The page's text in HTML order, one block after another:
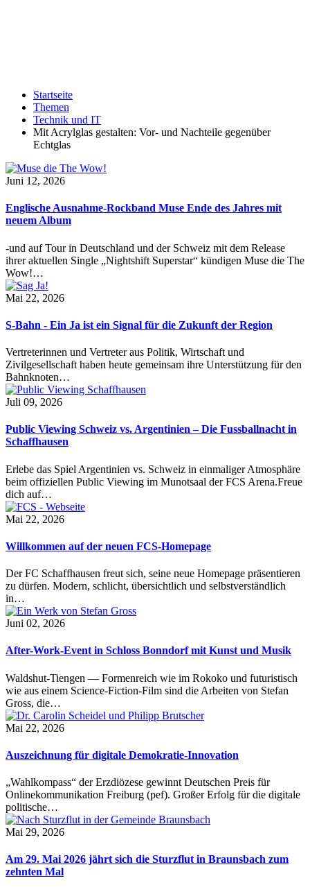
Startseite
Themen
Technik und IT
Mit Acrylglas gestalten: Vor- und Nachteile gegenüber
Echtglas
Juni 12, 2026
Englische Ausnahme-Rockband Muse Ende des Jahres mit
neuem Album
-und auf Tour in Deutschland und der Schweiz mit dem Release
ihrer aktuellen Single „Nightshift Superstar“ kündigen Muse die The
Wow!…
Mai 22, 2026
S-Bahn - Ein Ja ist ein Signal für die Zukunft der Region
Vertreterinnen und Vertreter aus Politik, Wirtschaft und
Zivilgesellschaft haben heute gemeinsam ihre Unterstützung für den
Bahnknoten…
Juli 09, 2026
Public Viewing Schweiz vs. Argentinien – Die Fussballnacht in
Schaffhausen
Erlebe das Spiel Argentinien vs. Schweiz in einmaliger Atmosphäre
beim offiziellen Public Viewing im Munotsaal der FCS Arena.Freue
dich auf…
Mai 22, 2026
Willkommen auf der neuen FCS-Homepage
Der FC Schaffhausen freut sich, seine neue Homepage präsentieren
zu dürfen. Modern, schlicht, übersichtlich und selbstverständlich
in…
Juni 02, 2026
After-Work-Event in Schloss Bonndorf mit Kunst und Musik
Waldshut-Tiengen — Formenreich wie im Rokoko und futuristisch
wie aus einem Science-Fiction-Film sind die Arbeiten von Stefan
Gross, die…
Mai 22, 2026
Auszeichnung für digitale Demokratie-Innovation
„Wahlkompass“ der Erzdiözese gewinnt Deutschen Preis für
Onlinekommunikation Freiburg (pef). Großer Erfolg für die digitale
politische…
Mai 29, 2026
Am 29. Mai 2026 jährt sich die Sturzflut in Braunsbach zum
zehnten Mal